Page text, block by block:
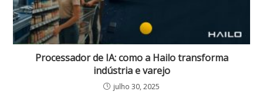
Processador de IA: como a Hailo transforma
indústria e varejo
julho 30, 2025